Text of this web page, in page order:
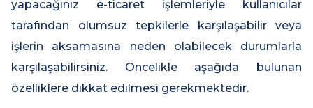
yapacağınız e-ticaret işlemleriyle kullanıcılar
tarafından olumsuz tepkilerle karşılaşabilir veya
işlerin aksamasına neden olabilecek durumlarla
karşılaşabilirsiniz. Öncelikle aşağıda bulunan
özelliklere dikkat edilmesi gerekmektedir.